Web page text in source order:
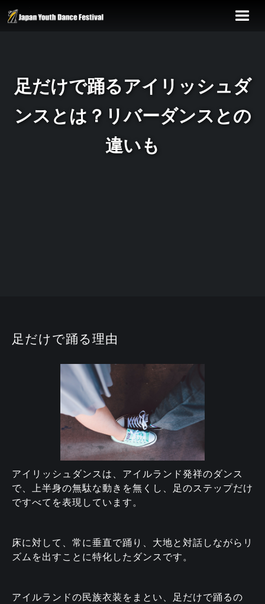
足だけで踊るアイリッシュダ
ンスとは？リバーダンスとの
違いも
足だけで踊る理由
アイリッシュダンスは、アイルランド発祥のダンス
で、上半身の無駄な動きを無くし、足のステップだけ
ですべてを表現しています。
床に対して、常に垂直で踊り、大地と対話しながらリ
ズムを出すことに特化したダンスです。
アイルランドの民族衣装をまとい、足だけで踊るの